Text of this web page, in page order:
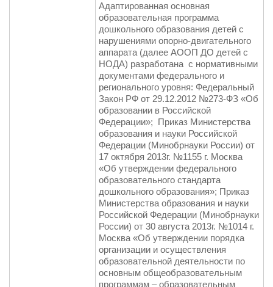
Адаптированная основная
образовательная программа
дошкольного образования детей с
нарушениями опорно-двигательного
аппарата (далее АООП ДО детей с
НОДА) разработана с нормативными
документами федерального и
регионального уровня: Федеральный
Закон РФ от 29.12.2012 №273-ФЗ «Об
образовании в Российской
Федерации»; Приказ Министерства
образования и науки Российской
Федерации (Минобрнауки России) от
17 октября 2013г. №1155 г. Москва
«Об утверждении федерального
образовательного стандарта
дошкольного образования»; Приказ
Министерства образования и науки
Российской Федерации (Минобрнауки
России) от 30 августа 2013г. №1014 г.
Москва «Об утверждении порядка
организации и осуществления
образовательной деятельности по
основным общеобразовательным
программам – образовательным